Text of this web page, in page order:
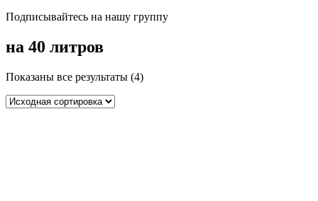
Подписывайтесь на нашу группу
на 40 литров
Показаны все результаты (4)